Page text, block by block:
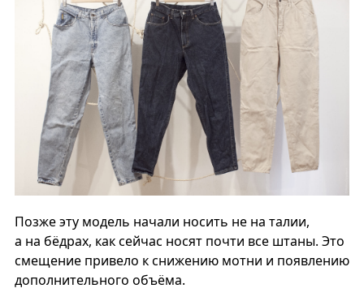
Позже эту модель начали носить не на талии,
а на бёдрах, как сейчас носят почти все штаны. Это
смещение привело к снижению мотни и появлению
дополнительного объёма.